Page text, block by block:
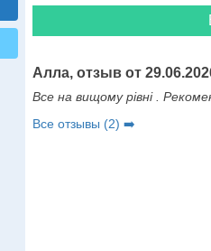
Алла, отзыв от
Все на вищому рівні .
Все отзывы (2) ➡️